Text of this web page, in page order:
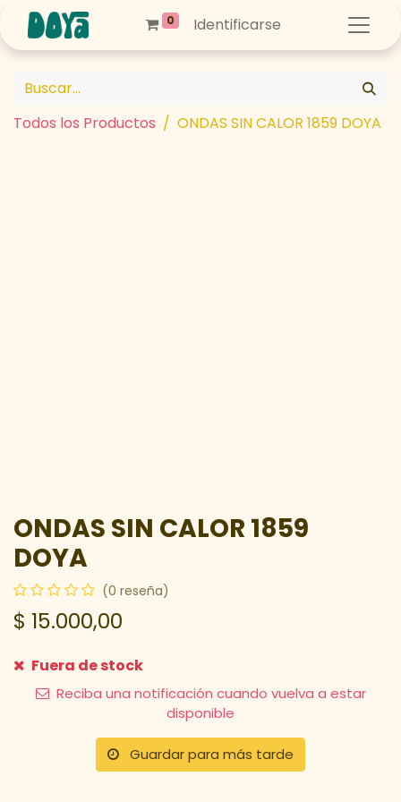
0 Identificarse
Todos los Productos ONDAS SIN CALOR 1859 DOYA
ONDAS SIN CALOR 1859
DOYA
(0 reseña)
$ 15.000,00
Fuera de stock
Reciba una notificación cuando vuelva a estar
disponible
Guardar para más tarde